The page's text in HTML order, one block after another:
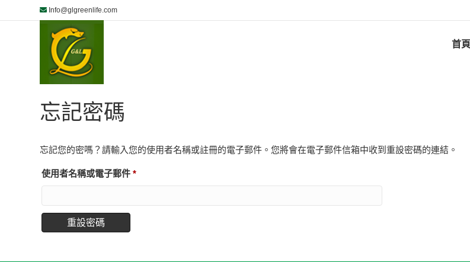
Info@glgreenlife.com
首頁
忘記密碼
忘記您的密嗎？請輸入您的使用者名稱或註冊的電子郵件。您將會在電子郵件信箱中收到重設密碼的連結。
使用者名稱或電子郵件*必
重設密碼